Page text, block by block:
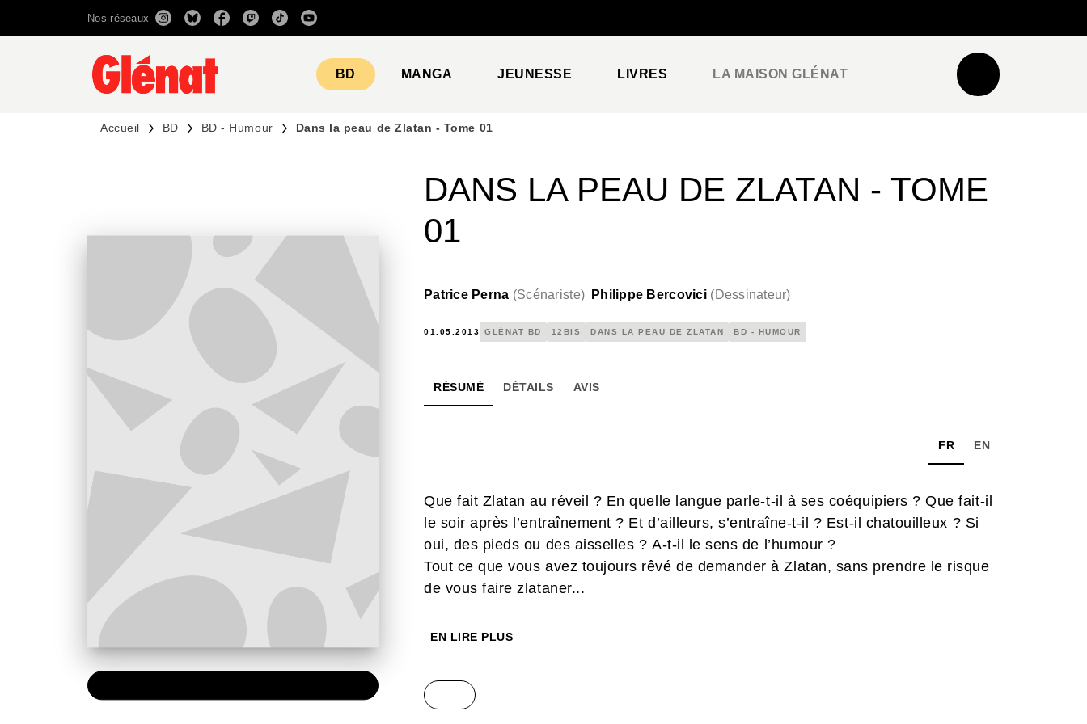
RECHERCHE CONTENU
Nos réseaux
BD MANGA JEUNESSE LIVRES LA MAISON GLÉNAT
Accueil BD BD - Humour Dans la peau de Zlatan - Tome 01
DANS LA PEAU DE ZLATAN - TOME
01
Patrice Perna (Scénariste) Philippe Bercovici (Dessinateur)
01.05.2013 GLÉNAT BD 12BIS DANS LA PEAU DE ZLATAN BD - HUMOUR
RÉSUMÉ DÉTAILS AVIS
FR EN
Que fait Zlatan au réveil ? En quelle langue parle-t-il à ses coéquipiers ? Que fait-il
le soir après l’entraînement ? Et d’ailleurs, s’entraîne-t-il ? Est-il chatouilleux ? Si
oui, des pieds ou des aisselles ? A-t-il le sens de l’humour ?
Tout ce que vous avez toujours rêvé de demander à Zlatan, sans prendre le risque
de vous faire zlataner...
EN LIRE PLUS